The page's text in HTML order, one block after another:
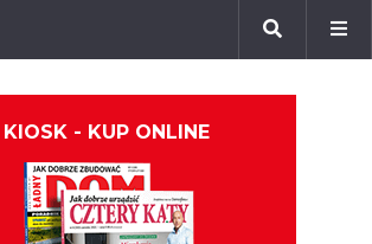
KIOSK - KUP ONLINE